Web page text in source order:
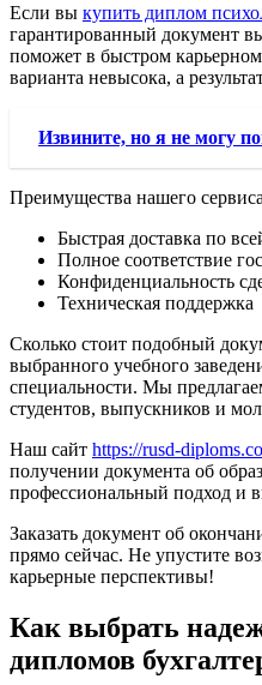
Если вы купить диплом
гарантированный документ
поможет в быстром
варианта невысока, а
Извините, но я не могу
Преимущества нашего
Быстрая доставка по
Полное соответствие
Конфиденциальность
Техническая поддержка
Сколько стоит подобный
выбранного учебного
специальности. Мы
студентов, выпускников и
Наш сайт https://rusd-
получении документа об
профессиональный подход и
Заказать документ об
прямо сейчас. Не упустите
карьерные перспективы!
Как выбрать
дипломов